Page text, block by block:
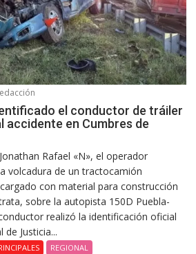
el conductor de tráiler
accidente en Cumbres de
Rafael «N», el operador
volcadura de un tractocamión
con material para construcción
sobre la autopista 150D Puebla-
realizó la identificación oficial
de Justicia...
REGIONAL